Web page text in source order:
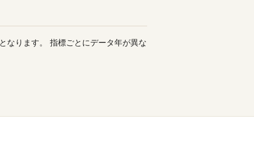
なります。 指標ごとにデータ年が異な